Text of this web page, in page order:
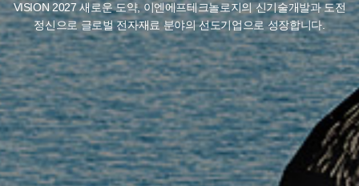
VISION 2027 새로운 도약, 이엔에프테크놀로지의 신기술개발과 도전
정신으로글로벌 전자재료 분야의 선도기업으로 성장합니다.